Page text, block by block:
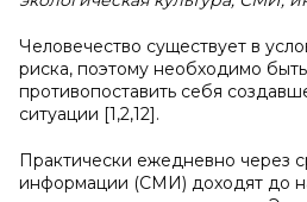
Человечество существует в
риска, поэтому необходимо
противопоставить себя
ситуации [1,2,12].
Практически ежедневно через
информации (СМИ) доходят до